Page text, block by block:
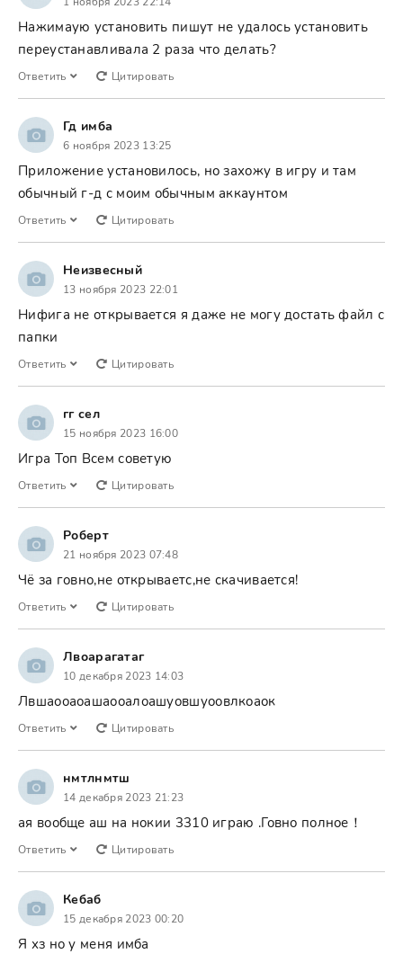
Нажимаую установить пишут не удалось установить
переустанавливала 2 раза что делать?
Ответить Цитировать
Гд имба
6 ноября 2023 13:25
Приложение установилось, но захожу в игру и там
обычный г-д с моим обычным аккаунтом
Ответить Цитировать
Неизвесный
13 ноября 2023 22:01
Нифига не открывается я даже не могу достать файл с
папки
Ответить Цитировать
гг сел
15 ноября 2023 16:00
Игра Топ Всем советую
Ответить Цитировать
Роберт
21 ноября 2023 07:48
Чё за говно,не открываетс,не скачивается!
Ответить Цитировать
Лвоарагатаг
10 декабря 2023 14:03
Лвшаооаоашаооалоашуовшуоовлкоаок
Ответить Цитировать
нмтлнмтш
14 декабря 2023 21:23
ая вообще аш на нокии 3310 играю .Говно полное！
Ответить Цитировать
Кебаб
15 декабря 2023 00:20
Я хз но у меня имба